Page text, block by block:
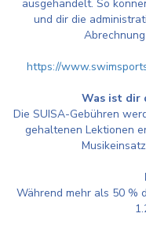
ausgehandelt. So
und dir die
https://
Was ist dir
Die SUISA-Gebühren
gehaltenen Lektionen
Während mehr als 50 %